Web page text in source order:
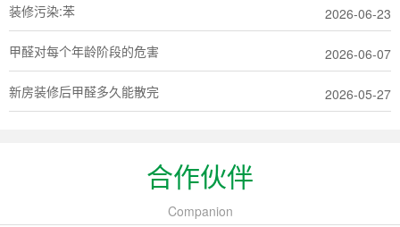
装修污染:苯 2026-06-23
甲醛对每个年龄阶段的危害 2026-06-07
新房装修后甲醛多久能散完 2026-05-27
合作伙伴
Companion